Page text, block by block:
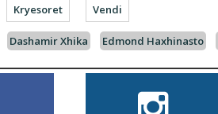
Kryesoret Vendi
Dashamir Xhika Edmond Haxhinasto